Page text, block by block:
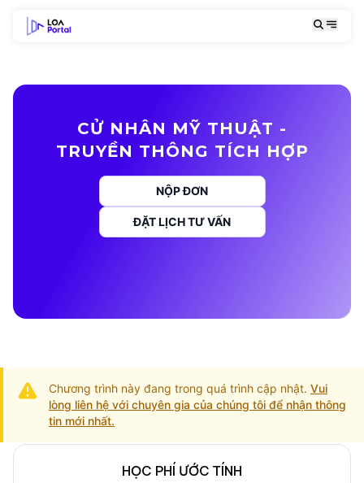
CỬ NHÂN MỸ THUẬT -
TRUYỀN THÔNG TÍCH HỢP
NỘP ĐƠN
ĐẶT LỊCH TƯ VẤN
Chương trình này đang trong quá trình cập nhật. Vui
lòng liên hệ với chuyên gia của chúng tôi để nhận thông
tin mới nhất.
HỌC PHÍ ƯỚC TÍNH